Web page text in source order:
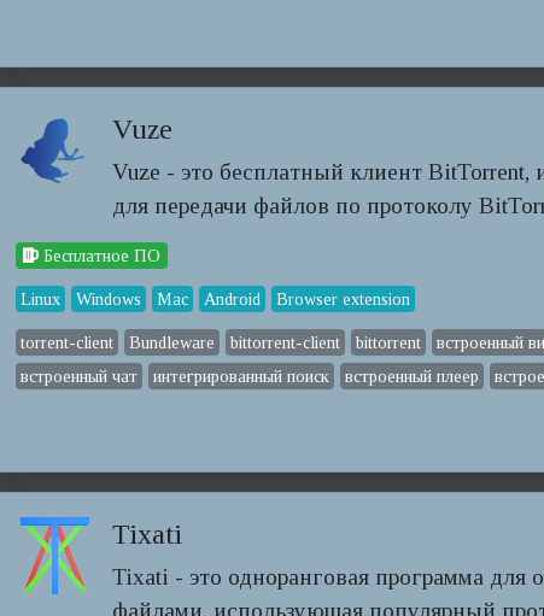
Vuze
Vuze - это бесплатный клиент BitTorrent,
для передачи файлов по протоколу
Бесплатное ПО
Linux Windows Mac Android Browser extension
torrent-client Bundleware bittorrent-client bittorrent встроенный
встроенный чат
интегрированный поиск встроенный плеер
Tixati
Tixati - это одноранговая программа для
файлами, использующая популярный